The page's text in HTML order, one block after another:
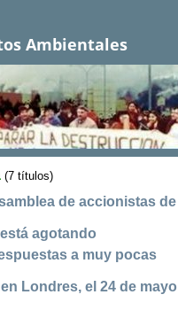
Ambientales
(7 títulos)
de accionistas de
agotando
a muy pocas
Londres, el 24 de mayo